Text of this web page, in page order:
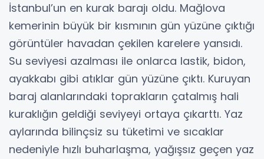
İstanbul’un en kurak barajı oldu. Mağlova
kemerinin büyük bir kısmının gün yüzüne çıktığı
görüntüler havadan çekilen karelere yansıdı.
Su seviyesi azalması ile onlarca lastik, bidon,
ayakkabı gibi atıklar gün yüzüne çıktı. Kuruyan
baraj alanlarındaki toprakların çatalmış hali
kuraklığın geldiği seviyeyi ortaya çıkarttı. Yaz
aylarında bilinçsiz su tüketimi ve sıcaklar
nedeniyle hızlı buharlaşma, yağışsız geçen yaz